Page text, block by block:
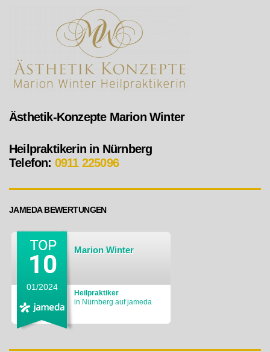
Ästhetik-Konzepte Marion Winter
Heilpraktikerin in Nürnberg
Telefon: 0911 225096
JAMEDA BEWERTUNGEN
Marion Winter
Heilpraktiker
in Nürnberg auf jameda
01/2024